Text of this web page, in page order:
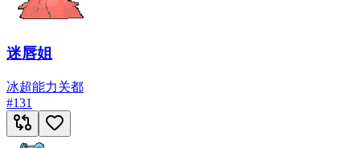
迷唇姐
冰超能力关都
#131